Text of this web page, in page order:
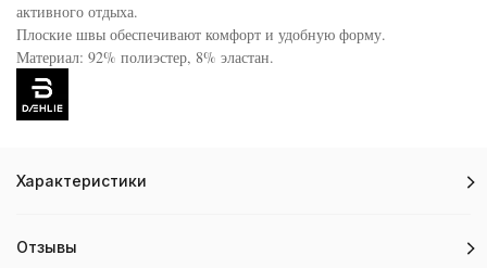
активного отдыха.
Плоские швы обеспечивают комфорт и удобную форму.
Материал: 92% полиэстер, 8% эластан.
Характеристики
Отзывы